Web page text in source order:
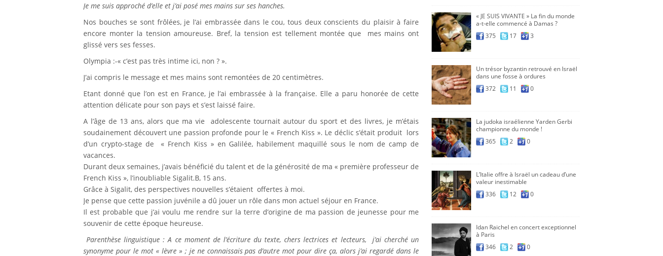
Je me suis approché d’elle et j’ai posé mes mains sur ses hanches.
Nos bouches se sont frôlées, je l’ai embrassée dans le cou, tous deux conscients du plaisir à faire
encore monter la tension amoureuse. Bref, la tension est tellement montée que mes mains ont
glissé vers ses fesses.
Olympia :-« c’est pas très intime ici, non ? ».
J’ai compris le message et mes mains sont remontées de 20 centimètres.
Etant donné que l’on est en France, je l’ai embrassée à la française. Elle a paru honorée de cette
attention délicate pour son pays et s’est laissé faire.
A l’âge de 13 ans, alors que ma vie adolescente tournait autour du sport et des livres, je m’étais
soudainement découvert une passion profonde pour le « French Kiss ». Le déclic s’était produit lors
d’un crypto-stage de « French Kiss » en Galilée, habilement maquillé sous le nom de camp de
vacances.
Durant deux semaines, j’avais bénéficié du talent et de la générosité de ma « première professeur de
French Kiss », l’inoubliable Sigalit.B, 15 ans.
Grâce à Sigalit, des perspectives nouvelles s’étaient offertes à moi.
Je pense que cette passion juvénile a dû jouer un rôle dans mon actuel séjour en France.
Il est probable que j’ai voulu me rendre sur la terre d’origine de ma passion de jeunesse pour me
souvenir de cette époque heureuse.
Parenthèse linguistique : A ce moment de l’écriture du texte, chers lectrices et lecteurs, j’ai cherché un
synonyme pour le mot « lèvre » ; je ne connaissais pas d’autre mot pour dire ça, alors j’ai regardé dans le
« JE SUIS VIVANTE » La fin du monde
a-t-elle commencé à Damas ?
375
17 3
Un trésor byzantin retrouvé en Israël
dans une fosse à ordures
372
11 0
La judoka israélienne Yarden Gerbi
championne du monde !
365
2 0
L’Italie offre à Israël un cadeau d’une
valeur inestimable
336
12 0
Idan Raichel en concert exceptionnel
à Paris
346
2 0